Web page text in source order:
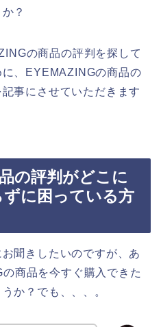
？
の商品の評判を探して
、EYEMAZINGの商品の
事にさせていただきます
の評判がどこに
に困っている方
聞きしたいのですが、あ
商品を今すぐ購入できた
か？でも、、、。